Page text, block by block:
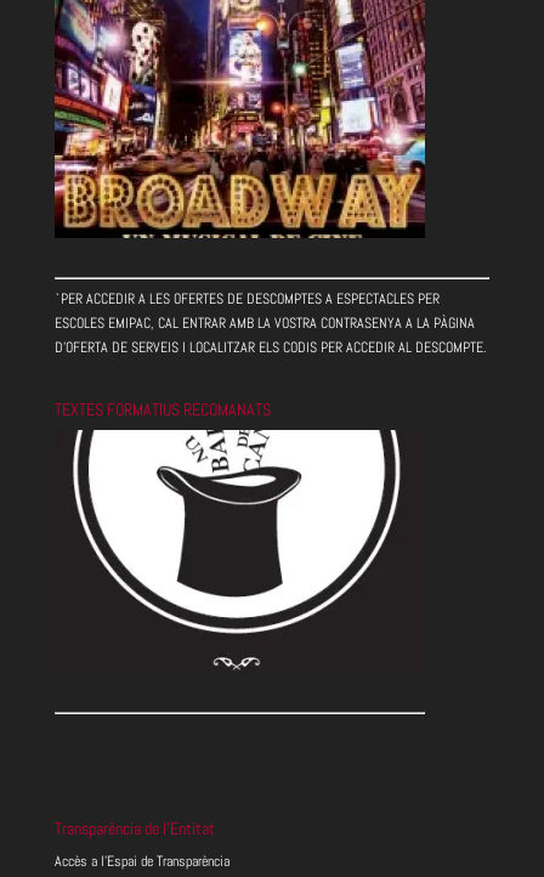
`PER ACCEDIR A LES OFERTES DE DESCOMPTES A ESPECTACLES PER
ESCOLES EMIPAC, CAL ENTRAR AMB LA VOSTRA CONTRASENYA A LA PÀGINA
D'OFERTA DE SERVEIS I LOCALITZAR ELS CODIS PER ACCEDIR AL DESCOMPTE.
TEXTES FORMATIUS RECOMANATS
Transparència de l’Entitat
Accès a l’Espai de Transparència